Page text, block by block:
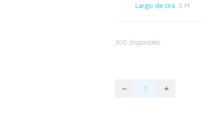
Largo de tira:3 M
300 disponibles